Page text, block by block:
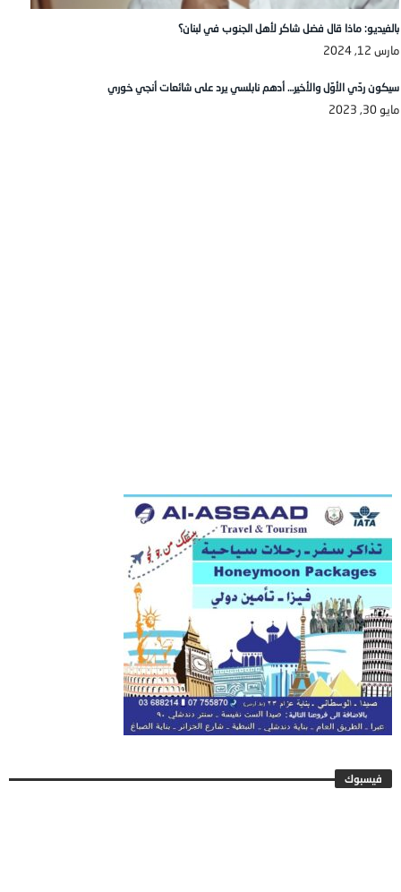
بالفيديو: ماذا قال فضل شاكر لأهل الجنوب في لبنان؟
مارس 12, 2024
سيكون ردّي الأوّل والأخير… أدهم نابلسي يرد على شائعات أنجي خوري
مايو 30, 2023
فيسبوك